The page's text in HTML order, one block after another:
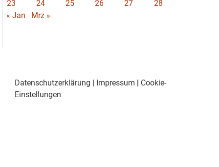
23
24 25 26 27
28
« Jan
Mrz »
Datenschutzerklärung | Impressum | Cookie-
Einstellungen